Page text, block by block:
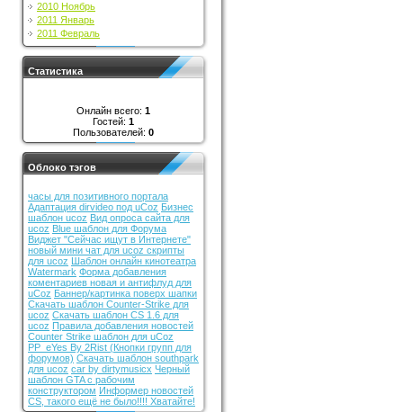
2010 Ноябрь
2011 Январь
2011 Февраль
Статистика
Онлайн всего: 1
Гостей: 1
Пользователей: 0
Облоко тэгов
часы для позитивного портала
Адаптация dirvideo под uCoz Бизнес
шаблон ucoz Вид опроса сайта для
ucoz Blue шаблон для Форума
Виджет "Сейчас ищут в Интернете"
новый мини чат для ucoz скрипты
для ucoz Шаблон онлайн кинотеатра
Watermark Форма добавления
коментариев новая и антифлуд для
uCoz Баннер/картинка поверх шапки
Cкачать шаблон Counter-Strike для
ucoz Скачать шаблон CS 1.6 для
ucoz Правила добавления новостей
Counter Strike шаблон для uCoz
PP_eYes By 2Rist (Кнопки групп для
форумов) Скачать шаблон southpark
для ucoz car by dirtymusicx Черный
шаблон GTA с рабочим
конструктором Информер новостей
CS, такого ещё не было!!!! Хватайте!